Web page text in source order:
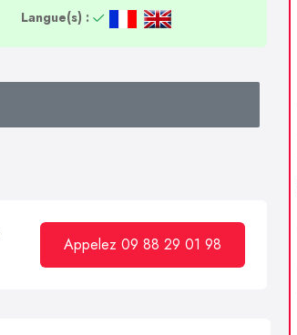
Langue(s) :
Appelez 09 88 29 01 98